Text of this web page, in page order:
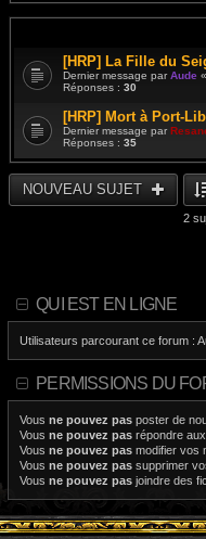
[HRP] La Fille du
Dernier message parAude «
Réponses : 30
[HRP] Mort à Port-
Dernier message par
Réponses : 35
NOUVEAU SUJET
2
QUI EST EN LIGNE
Utilisateurs parcourant ce forum :
PERMISSIONS DU
Vous ne pouvez pas poster de
Vous ne pouvez pas répondre
Vous ne pouvez pas modifier vos
Vous ne pouvez pas supprimer
Vous ne pouvez pas joindre des